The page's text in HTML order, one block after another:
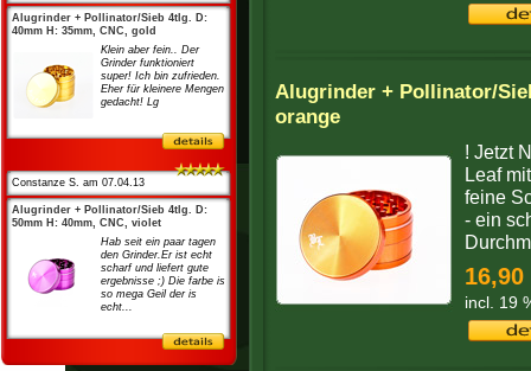
Alugrinder + Pollinator/
orange
! Jetzt
Leaf
feine
- ein
16,90
incl. 19
Alugrinder + Pollinator/Sieb 4tlg. D:
40mm H: 35mm, CNC, gold
Klein aber fein.. Der
Grinder funktioniert
super! Ich bin zufrieden.
Eher für kleinere Mengen
gedacht! Lg
Constanze S. am 07.04.13
Alugrinder + Pollinator/Sieb 4tlg. D:
50mm H: 40mm, CNC, violet
Hab seit ein paar tagen
den Grinder.Er ist echt
scharf und liefert gute
ergebnisse ;) Die farbe is
so mega Geil der is
echt...